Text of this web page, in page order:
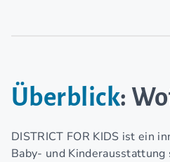
Überblick:
DISTRICT FOR KIDS ist ein
Baby- und